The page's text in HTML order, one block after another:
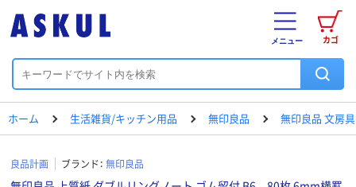
カゴ
メニュー
ホーム 生活雑貨/キッチン用品 無印良品 無印良品 文房具
良品計画 ブランド： 無印良品